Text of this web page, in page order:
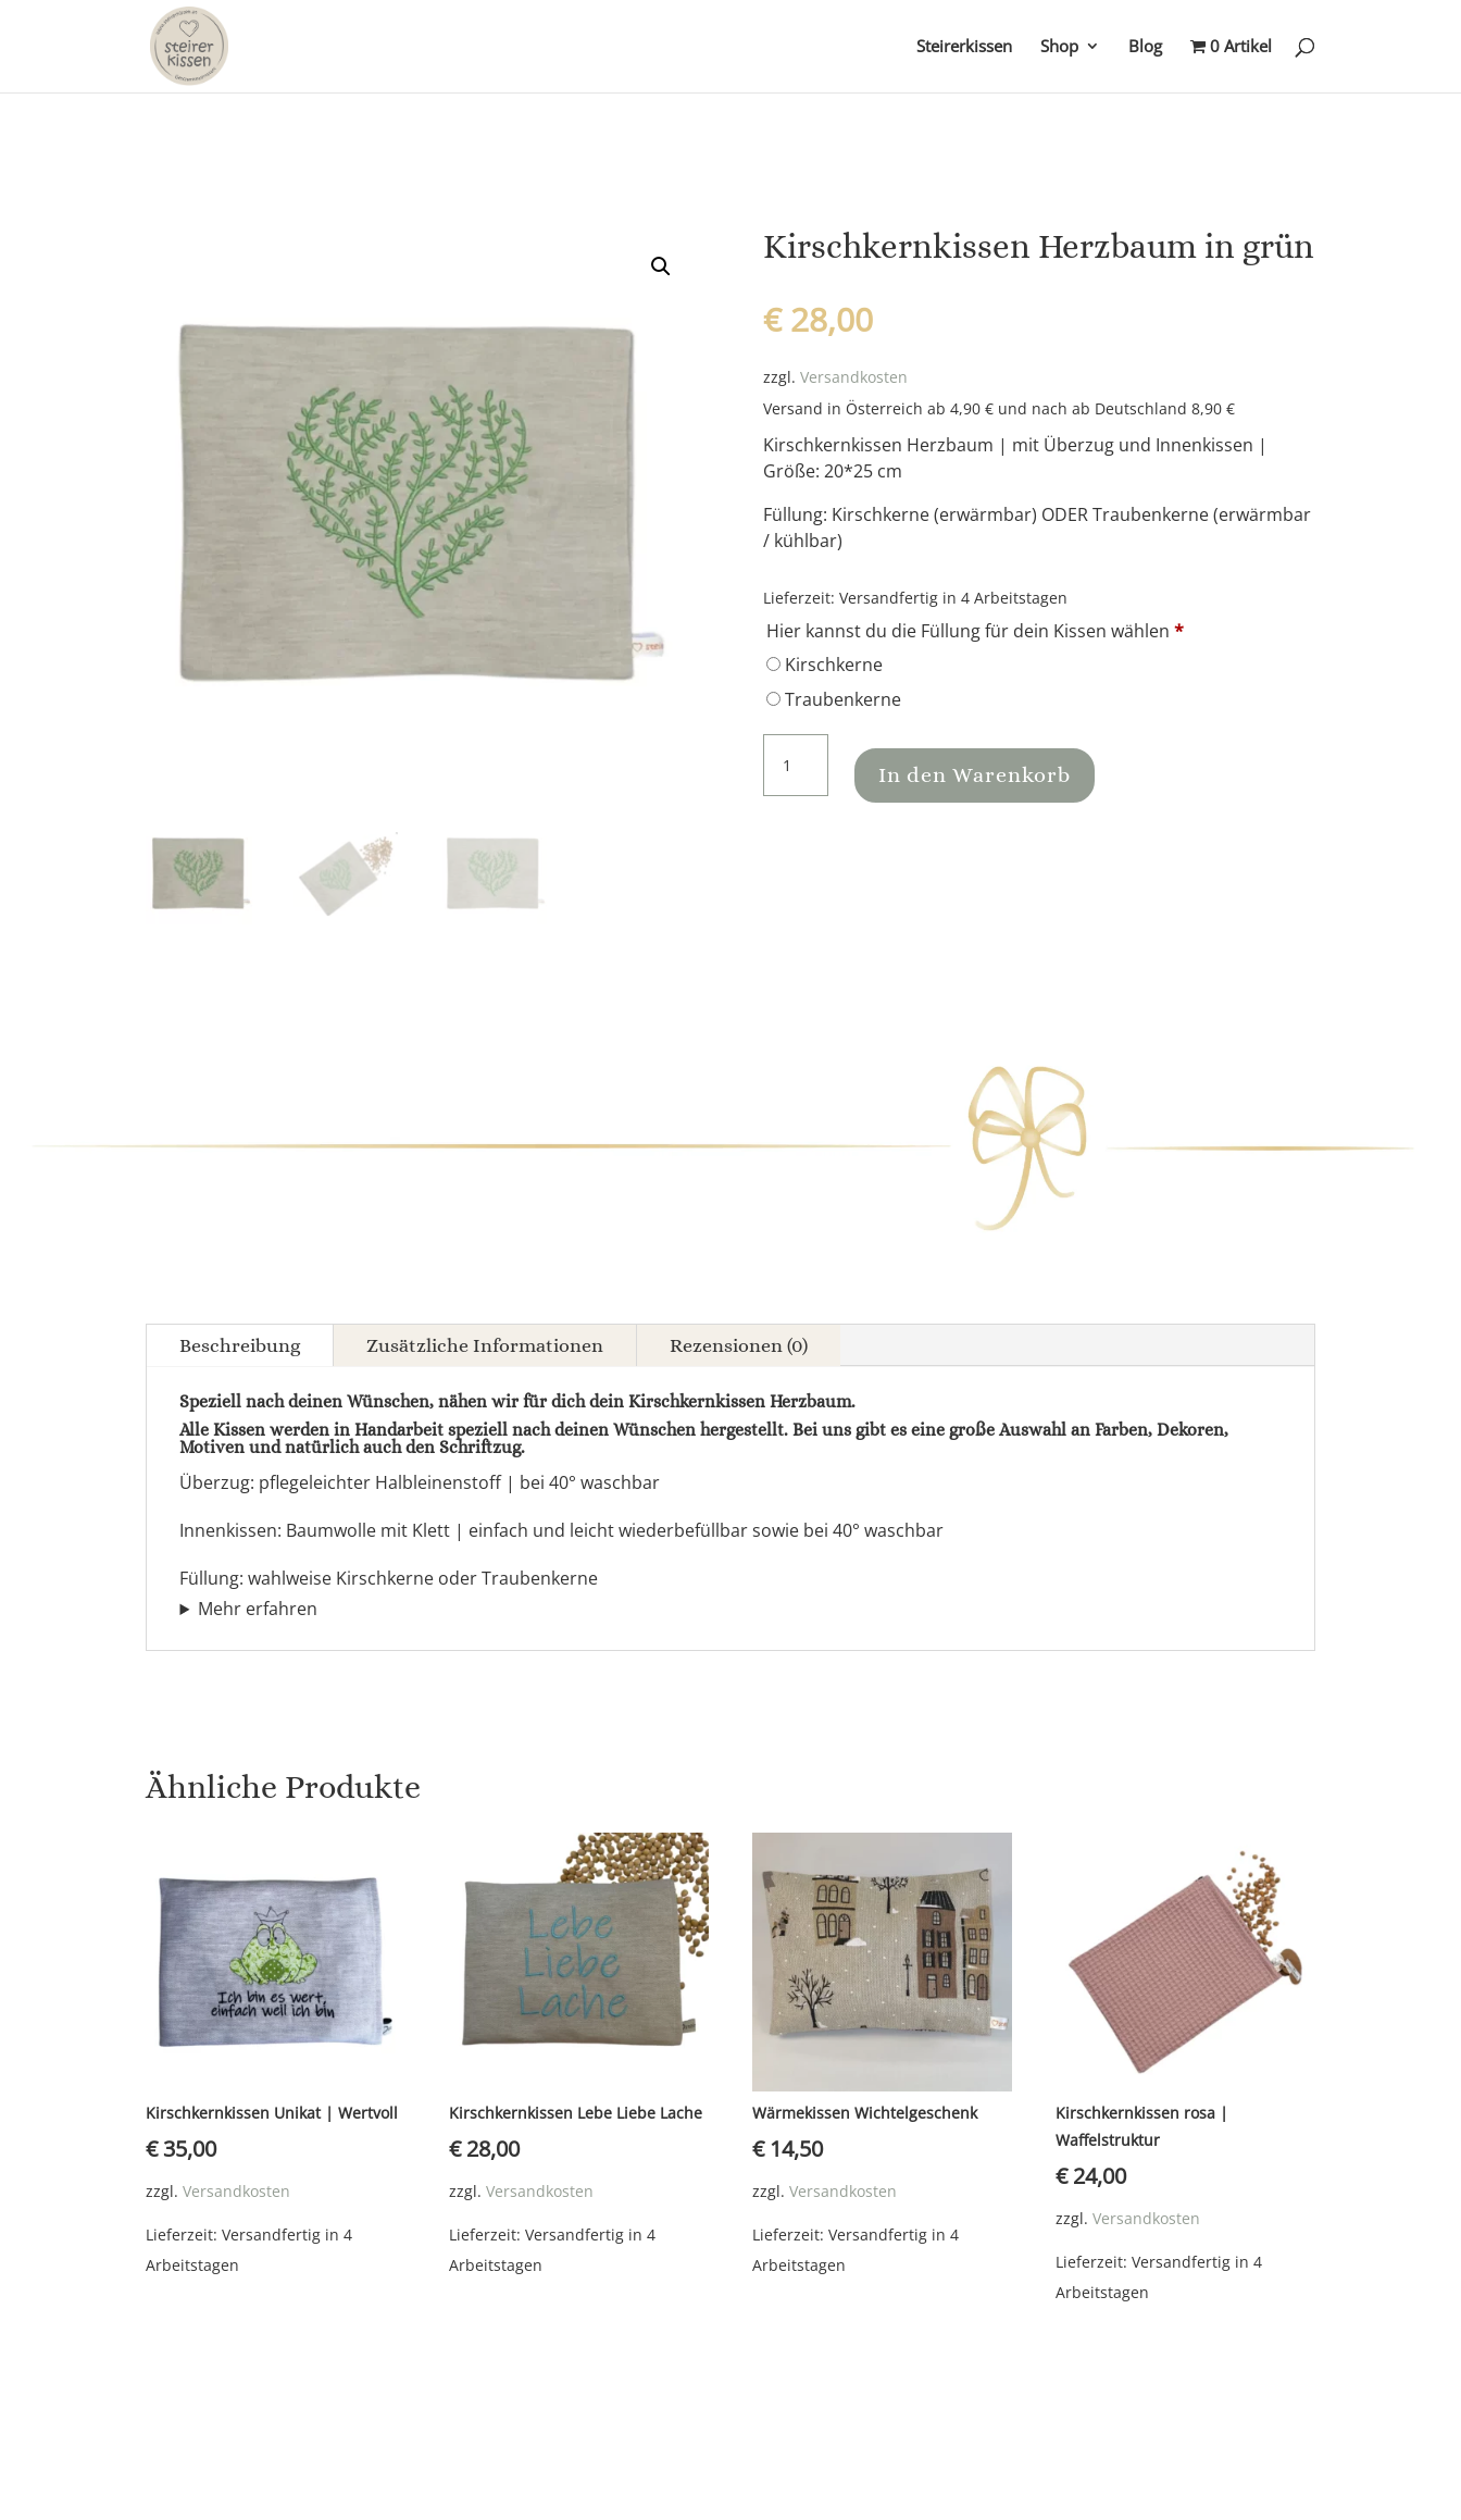
Steirerkissen Shop Blog 0 Artikel
Kirschkernkissen Herzbaum in grün
€28,00
zzgl. Versandkosten
Versand in Österreich ab 4,90 € und nach ab Deutschland 8,90 €
Kirschkernkissen Herzbaum | mit Überzug und Innenkissen |
Größe: 20*25 cm
Füllung: Kirschkerne(erwärmbar) ODERTraubenkerne(erwärmbar
/ kühlbar)
Lieferzeit: Versandfertig in 4 Arbeitstagen
Hier kannst du die Füllung für dein Kissen wählen *
Kirschkerne
Traubenkerne
Kirschkernkissen
Herzbaum
in
In den Warenkorb
Beschreibung Zusätzliche Informationen Rezensionen (0)
Speziell nach deinen Wünschen, nähen wir für dich dein Kirschkernkissen Herzbaum.
Alle Kissen werden in Handarbeit speziell nach deinen Wünschen hergestellt. Bei uns gibt es eine große Auswahl an Farben, Dekoren,
Motiven und natürlich auch den Schriftzug.
Überzug: pflegeleichter Halbleinenstoff | bei 40° waschbar
Innenkissen: Baumwolle mit Klett | einfach und leicht wiederbefüllbar sowie bei 40° waschbar
Füllung:wahlweise Kirschkerne oder Traubenkerne
Mehr erfahren
Ähnliche Produkte
Kirschkernkissen Unikat | Wertvoll
€35,00
zzgl.Versandkosten
Lieferzeit:Versandfertig in 4
Arbeitstagen
Kirschkernkissen Lebe Liebe Lache
€28,00
zzgl.Versandkosten
Lieferzeit:Versandfertig in 4
Arbeitstagen
Wärmekissen Wichtelgeschenk
€14,50
zzgl.Versandkosten
Lieferzeit:Versandfertig in 4
Arbeitstagen
Kirschkernkissen rosa |
Waffelstruktur
€24,00
zzgl.Versandkosten
Lieferzeit:Versandfertig in 4
Arbeitstagen